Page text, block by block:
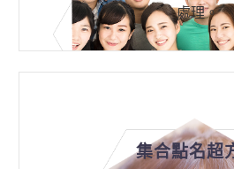
處理。
集合點名超